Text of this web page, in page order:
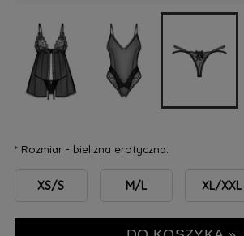
*Rozmiar - bielizna erotyczna:
XS/S M/L XL/XXL